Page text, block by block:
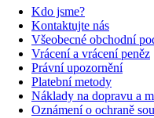
Kdo jsme?
Kontaktujte nás
Všeobecné obchodní
Vrácení a vrácení peněz
Právní upozornění
Platební metody
Náklady na dopravu a
Oznámení o ochraně